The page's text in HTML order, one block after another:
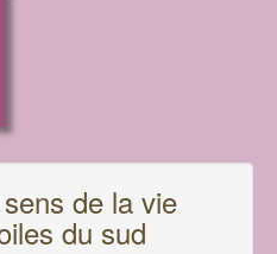
de la vie
du sud